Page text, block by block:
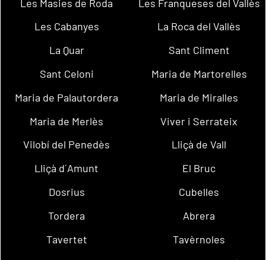
Les Masies de Roda
Les Franqueses del Vallès
Les Cabanyes
La Roca del Vallès
La Quar
Sant Climent
Sant Celoni
Maria de Martorelles
Maria de Palautordera
Maria de Miralles
Maria de Merlès
Viver i Serrateix
Vilobí del Penedès
Lliçà de Vall
Lliçà d´Amunt
El Bruc
Dosrius
Cubelles
Tordera
Abrera
Tavertet
Tavèrnoles